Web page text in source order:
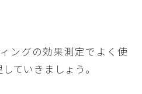
ングの効果測定でよく使
ていきましょう。